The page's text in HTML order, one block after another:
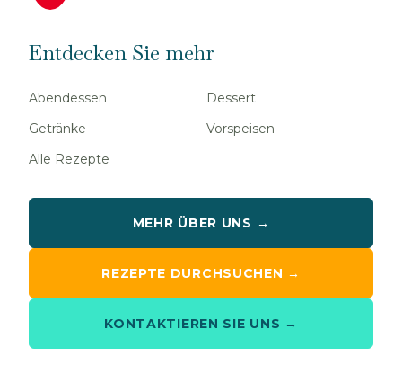
Entdecken Sie mehr
Abendessen
Dessert
Getränke
Vorspeisen
Alle Rezepte
MEHR ÜBER UNS →
REZEPTE DURCHSUCHEN →
KONTAKTIEREN SIE UNS →